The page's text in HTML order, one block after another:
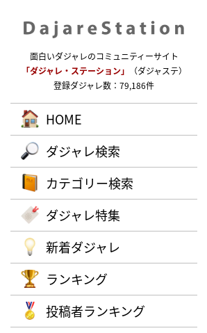
面白いダジャレのコミュニティーサイト
「ダジャレ・ステーション」
（ダジャステ）
登録ダジャレ数：79,186件
HOME
ダジャレ検索
カテゴリー検索
ダジャレ特集
新着ダジャレ
ランキング
投稿者ランキング